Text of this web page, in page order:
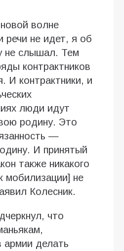
волне
речи не идет, я об
не слышал. Тем
контрактников
И контрактники, и
люди идут
родину. Это
—
И принятый
также никакого
мобилизации] не
Колесник.
что
армии делать